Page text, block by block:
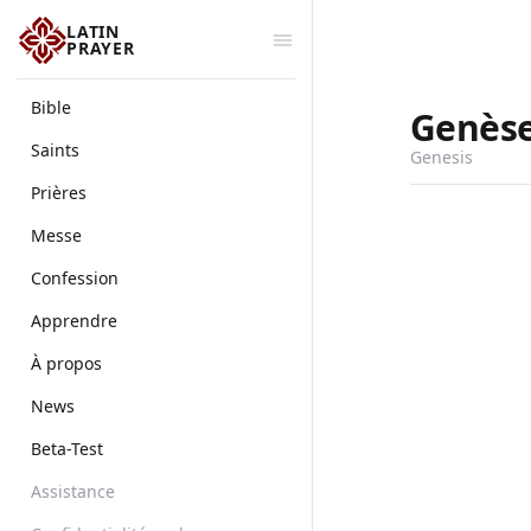
LATIN
PRAYER
Bible
Saints
Prières
Messe
Confession
Apprendre
À propos
News
Beta-Test
Assistance
Genesis